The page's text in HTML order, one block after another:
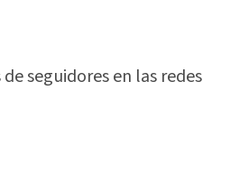
seguidores en las redes